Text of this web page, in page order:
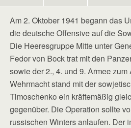
Am 2. Oktober 1941 begann das
die deutsche Offensive auf die
Die Heeresgruppe Mitte unter
Fedor von Bock trat mit den
sowie der 2., 4. und 9. Armee zum
Wehrmacht stand mit der
Timoschenko ein kräftemäßig
gegenüber. Die Operation sollte
russischen Winters anlaufen. Der